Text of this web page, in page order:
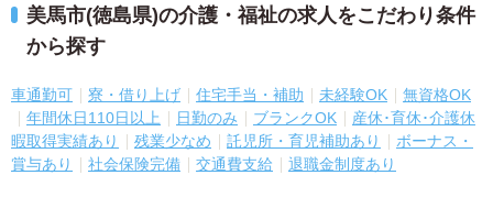
美馬市(徳島県)の介護・福祉の求人をこだわり条件
から探す
車通勤可 寮・借り上げ 住宅手当・補助 未経験OK
無資格OK
年間休日110日以上
日勤のみ ブランクOK
産休･育休･介護休
暇取得実績あり
残業少なめ 託児所・育児補助あり
ボーナス・
賞与あり
社会保険完備 交通費支給 退職金制度あり